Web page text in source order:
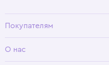
Покупателям
Условия возврата
О нас